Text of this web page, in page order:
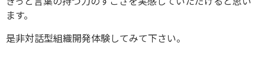
ます。
是非対話型組織開発体験してみて下さい。